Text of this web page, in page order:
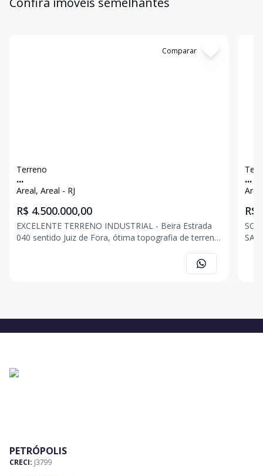
Comparar
Terreno
...
Areal, Areal - RJ
R$ 4.500.000,00
EXCELENTE TERRENO INDUSTRIAL - Beira Estrada
040 sentido Juiz de Fora, ótima topografia de terreno
...
R$
PETRÓPOLIS
CRECI: J3799